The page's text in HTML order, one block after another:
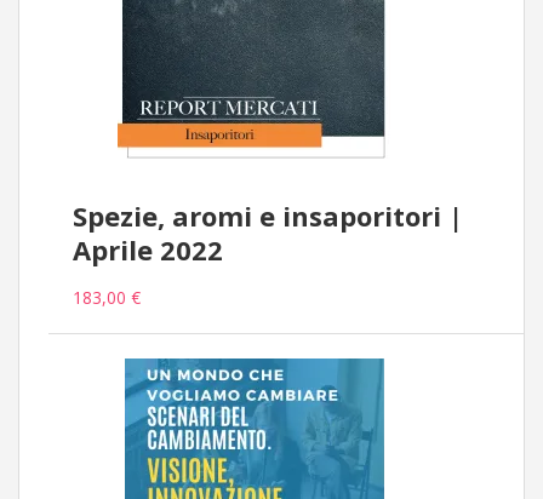
Spezie, aromi e insaporitori |
Aprile 2022
183,00 €